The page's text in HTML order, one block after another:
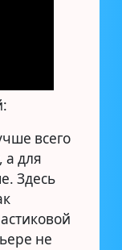
всего
а для
Здесь
не